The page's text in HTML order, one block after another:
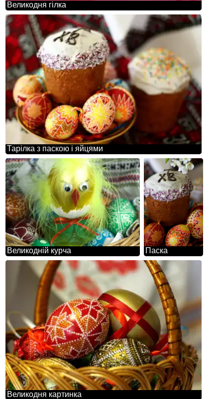
Великодня гілка
Тарілка з паскою і яйцями
Великодній курча Паска
Великодня картинка